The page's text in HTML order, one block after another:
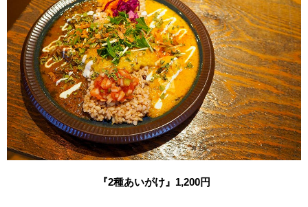
『2種あいがけ』1,200円